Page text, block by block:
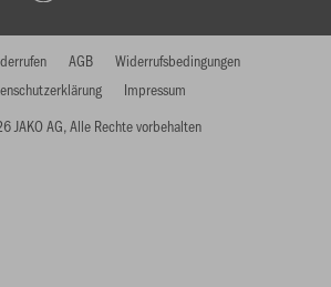
JAKO AG, Alle Rechte vorbehalten
AGB
Widerrufsbedingungen
Impressum